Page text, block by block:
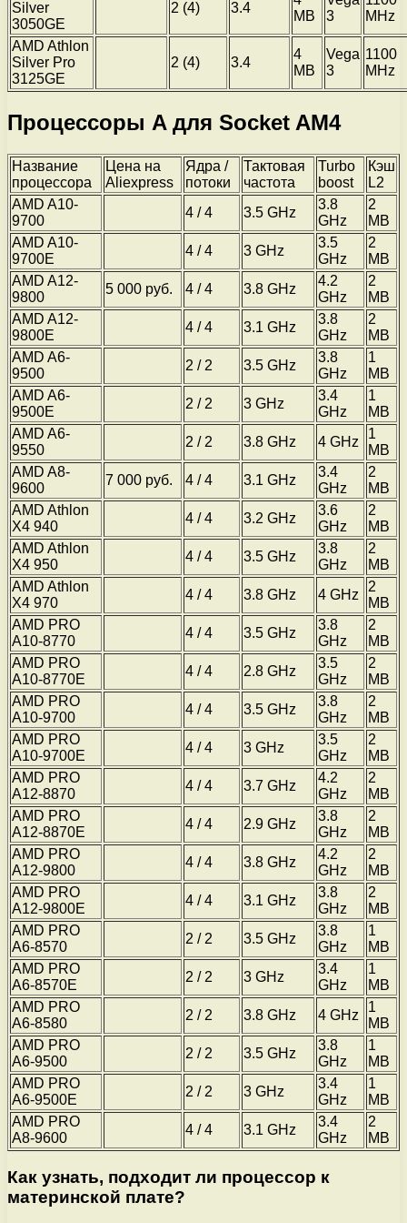
Silver
3050GE
2 (4) 3.4
MB
3
MHz
AMD Athlon
Silver Pro
3125GE
2 (4) 3.4
4
MB
Vega
3
1100
MHz
Процессоры A для Socket AM4
Название
процессора
Цена на
Aliexpress
Ядра /
потоки
Тактовая
частота
Turbo
boost
Кэш
L2
AMD A10-
9700
4 / 4 3.5 GHz
3.8
GHz
2
MB
AMD A10-
9700E
4 / 4 3 GHz
3.5
GHz
2
MB
AMD A12-
9800
5 000 руб. 4 / 4 3.8 GHz
4.2
GHz
2
MB
AMD A12-
9800E
4 / 4 3.1 GHz
3.8
GHz
2
MB
AMD A6-
9500
2 / 2 3.5 GHz
3.8
GHz
1
MB
AMD A6-
9500E
2 / 2 3 GHz
3.4
GHz
1
MB
AMD A6-
9550
2 / 2 3.8 GHz 4 GHz
1
MB
AMD A8-
9600
7 000 руб. 4 / 4 3.1 GHz
3.4
GHz
2
MB
AMD Athlon
X4 940
4 / 4 3.2 GHz
3.6
GHz
2
MB
AMD Athlon
X4 950
4 / 4 3.5 GHz
3.8
GHz
2
MB
AMD Athlon
X4 970
4 / 4 3.8 GHz 4 GHz
2
MB
AMD PRO
A10-8770
4 / 4 3.5 GHz
3.8
GHz
2
MB
AMD PRO
A10-8770E
4 / 4 2.8 GHz
3.5
GHz
2
MB
AMD PRO
A10-9700
4 / 4 3.5 GHz
3.8
GHz
2
MB
AMD PRO
A10-9700E
4 / 4 3 GHz
3.5
GHz
2
MB
AMD PRO
A12-8870
4 / 4 3.7 GHz
4.2
GHz
2
MB
AMD PRO
A12-8870E
4 / 4 2.9 GHz
3.8
GHz
2
MB
AMD PRO
A12-9800
4 / 4 3.8 GHz
4.2
GHz
2
MB
AMD PRO
A12-9800E
4 / 4 3.1 GHz
3.8
GHz
2
MB
AMD PRO
A6-8570
2 / 2 3.5 GHz
3.8
GHz
1
MB
AMD PRO
A6-8570E
2 / 2 3 GHz
3.4
GHz
1
MB
AMD PRO
A6-8580
2 / 2 3.8 GHz 4 GHz
1
MB
AMD PRO
A6-9500
2 / 2 3.5 GHz
3.8
GHz
1
MB
AMD PRO
A6-9500E
2 / 2 3 GHz
3.4
GHz
1
MB
AMD PRO
A8-9600
4 / 4 3.1 GHz
3.4
GHz
2
MB
Как узнать, подходит ли процессор к
материнской плате?